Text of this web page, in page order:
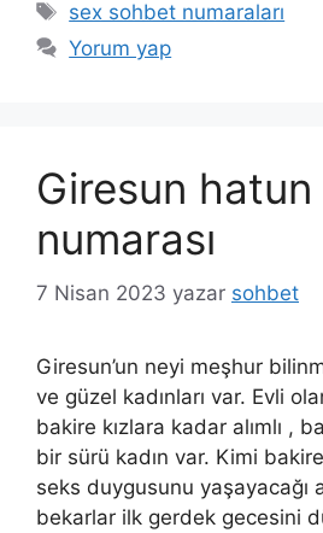
Etiketler
sex sohbet numaraları
Yorum yap
Giresun
numarası
7 Nisan 2023 yazar sohbet
Giresun’un neyi meşhur
ve güzel kadınları var. Evli
bakire kızlara kadar alımlı ,
bir sürü kadın var. Kimi
seks duygusunu yaşayacağı
bekarlar ilk gerdek gecesini